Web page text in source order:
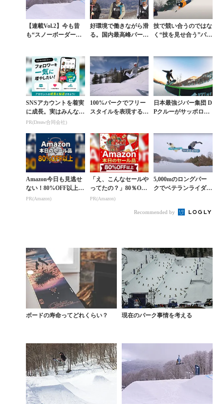
【連載Vol.2】今も昔
も“スノーボーダーの
ン」はフリースタ...
好環境で働きながら滑
る。国内最高峰パーク
技で競い合うのではな
く“技を見せ合う”パー
SNSアカウントを着実
に成長。実はみんなコ
コ使ってます。
PR(Dreaw合同会社)
100%パークでフリー
スタイルを表現するト
日本最強ジバー集団 D
Pクルーがサッポロテ
Amazon今日も見逃せ
ない！80%OFF以上が
続々登場
PR(Amazon)
「え、こんなセールや
ってたの？」80％OFF
以上が続々登場！Am
PR(Amazon)
5,000mのロングパー
クでベテランライダー
Recommended by
ボードの寿命ってどれくらい？ 現在のパーク事情を考える